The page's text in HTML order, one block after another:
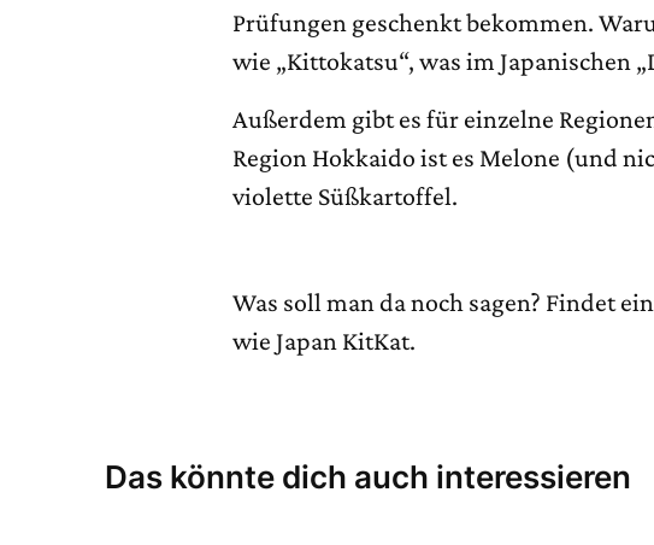
Prüfungen geschenkt bekommen.
wie „Kittokatsu“, was im Japanischen
Außerdem gibt es für einzelne
Region Hokkaido ist es Melone (und
violette Süßkartoffel.
Was soll man da noch sagen? Findet
wie Japan KitKat.
Das könnte dich auch interessieren